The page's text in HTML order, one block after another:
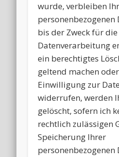
wurde, verbleiben
personenbezogenen
bis der Zweck für die
Datenverarbeitung
ein berechtigtes
geltend machen
Einwilligung zur
widerrufen, werden
gelöscht, sofern ich
rechtlich zulässigen
Speicherung Ihrer
personenbezogenen